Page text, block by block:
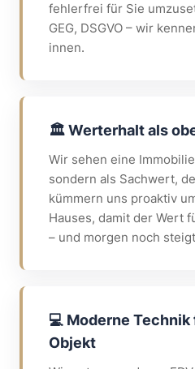
fehlerfrei für Sie
GEG, DSGVO – wir
innen.
🏛️ Werterhalt als
Wir sehen eine
sondern als Sachwert,
kümmern uns proaktiv
Hauses, damit der Wert
– und morgen noch
💻 Moderne
Objekt